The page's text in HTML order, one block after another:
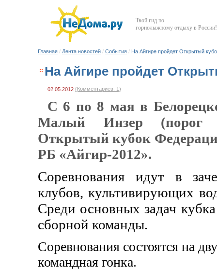
Твой гид по
горнолыжному отдыху в России!
Главная / Лента новостей / События / На Айгире пройдет Открытый
На Айгире пройдет
02.05.2012 (Комментариев: 1)
С 6 по 8 мая в
Малый Инзер (порог
Открытый кубок
РБ «Айгир-2012».
Соревнования идут в
клубов, культивирующих
Среди основных задач
сборной команды.
Соревнования состоятся на
командная гонка.